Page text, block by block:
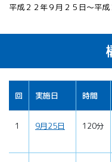
平成２２年９月２５日～平
回 実施日 時間
1 9月25日 120分